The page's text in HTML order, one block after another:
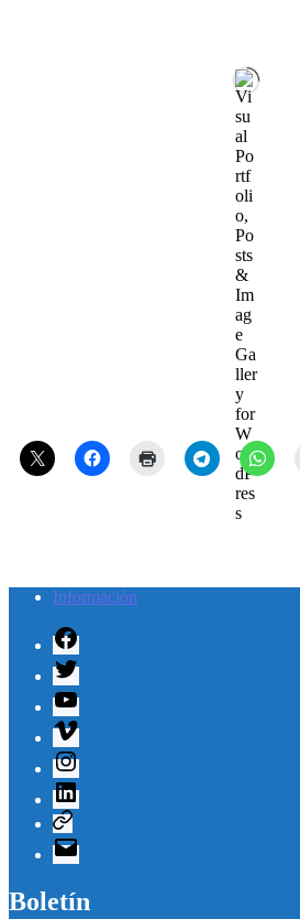
Información
Facebook
Twitter
Youtube
Vimeo
Instagram
Linkedin
Telegram
Correo
electrónico
Boletín